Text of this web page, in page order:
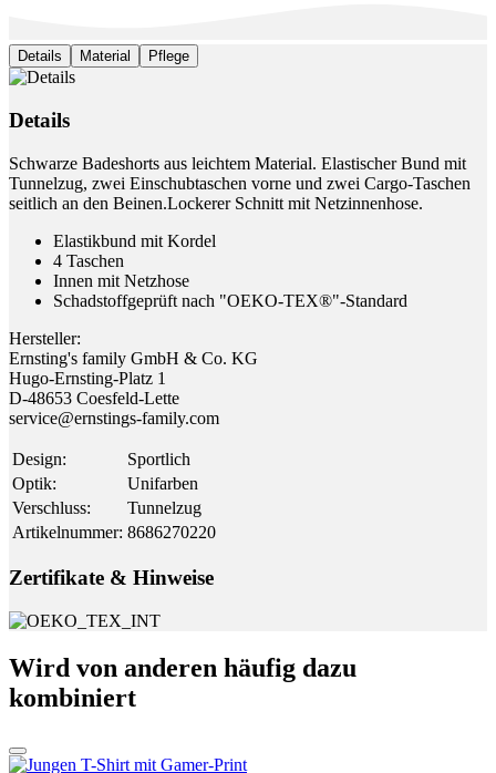
Details Material Pflege
Details
Schwarze Badeshorts aus leichtem Material. Elastischer Bund mit
Tunnelzug, zwei Einschubtaschen vorne und zwei Cargo-Taschen
seitlich an den Beinen.Lockerer Schnitt mit Netzinnenhose.
Elastikbund mit Kordel
4 Taschen
Innen mit Netzhose
Schadstoffgeprüft nach "OEKO-TEX®"-Standard
Hersteller:
Ernsting's family GmbH & Co. KG
Hugo-Ernsting-Platz 1
D-48653 Coesfeld-Lette
service@ernstings-family.com
Design:
Sportlich
Optik:
Unifarben
Verschluss:
Tunnelzug
Artikelnummer: 8686270220
Zertifikate & Hinweise
Wird von anderen häufig dazu
kombiniert